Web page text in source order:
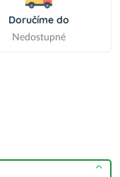
Doručíme do
Nedostupné